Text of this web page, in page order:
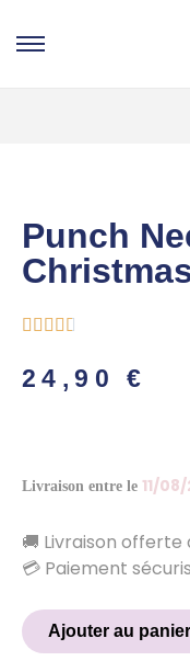
Punch
    
24,90€
Livraison entre le 11/
🚚 Livraison offerte
💳 Paiement
Ajouter au panier